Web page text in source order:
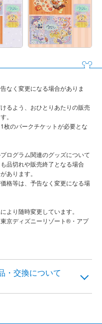
なく変更になる場合がありま
るよう、おひとりあたりの販売
。
枚のパークチケットが必要とな
ログラム関連のグッズについて
品切れや販売終了となる場合
あります。
格等は、予告なく変更になる場
より随時変更しています。
京ディズニーリゾート®・アプ
・交換について